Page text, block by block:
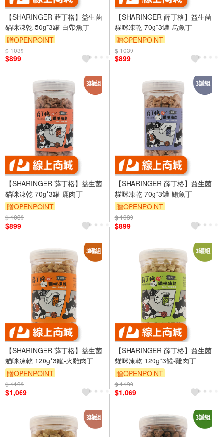
【SHARINGER 薛丁格】益生菌
貓咪凍乾 50g*3罐-白帶魚丁
贈OPENPOINT
訂單滿999享95折
$ 1039
$899
【SHARINGER 薛丁格】益生菌
貓咪凍乾 70g*3罐-烏魚丁
贈OPENPOINT
訂單滿999享95折
$ 1039
$899
【SHARINGER 薛丁格】益生菌
貓咪凍乾 70g*3罐-鹿肉丁
贈OPENPOINT
訂單滿999享95折
$ 1039
$899
【SHARINGER 薛丁格】益生菌
貓咪凍乾 70g*3罐-鮪魚丁
贈OPENPOINT
訂單滿999享95折
$ 1039
$899
【SHARINGER 薛丁格】益生菌
貓咪凍乾 120g*3罐-火雞肉丁
贈OPENPOINT
$ 1199
$1,069
【SHARINGER 薛丁格】益生菌
貓咪凍乾 120g*3罐-雞肉丁
贈OPENPOINT
$ 1199
$1,069